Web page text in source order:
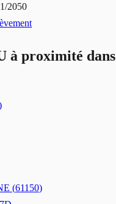
2050
à proximité dans
(61150)